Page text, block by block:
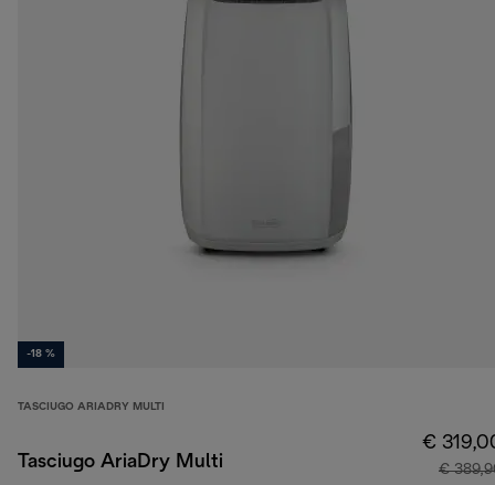
-18 %
TASCIUGO ARIADRY MULTI
Tasciugo AriaDry Multi
€
€